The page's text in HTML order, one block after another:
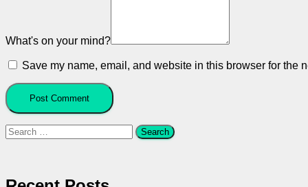
What's on your mind?
Save my name, email, and website in this browser for the
Search
for: